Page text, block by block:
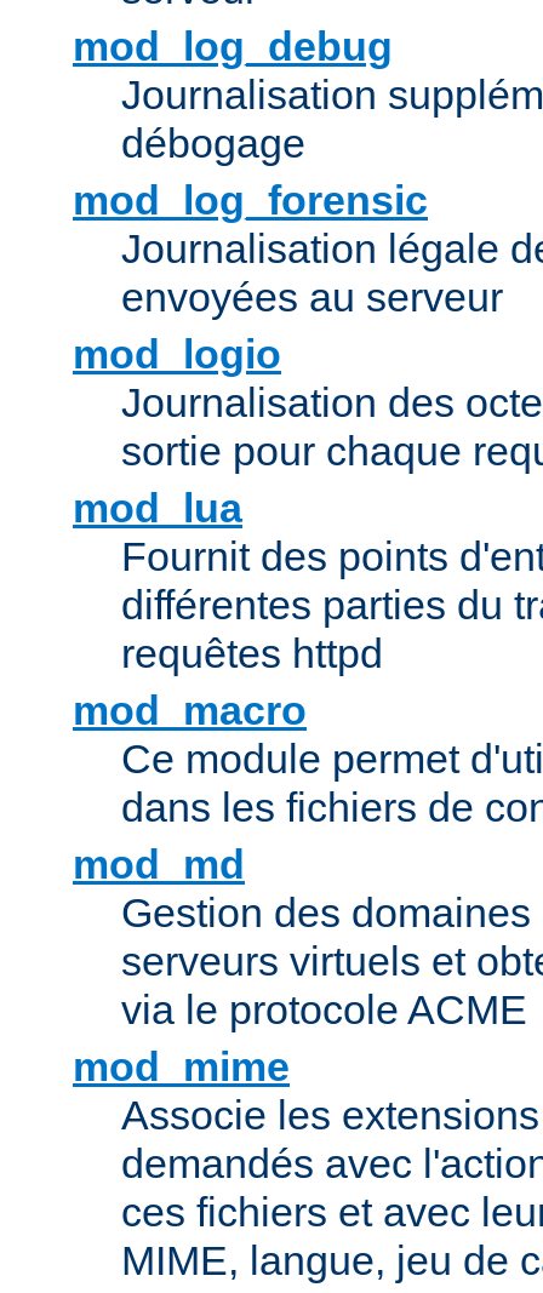
mod_log_debug
Journalisation
débogage
mod_log_forensic
Journalisation légale
envoyées au serveur
mod_logio
Journalisation des
sortie pour chaque
mod_lua
Fournit des points
différentes parties du
requêtes httpd
mod_macro
Ce module permet
dans les fichiers de
mod_md
Gestion des
serveurs virtuels et
via le protocole ACME
mod_mime
Associe les
demandés avec
ces fichiers et avec
MIME, langue, jeu de